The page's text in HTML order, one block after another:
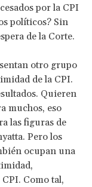
por la CPI
políticos? Sin
de la Corte.
otro grupo
de la CPI.
Quieren
muchos, eso
las figuras de
Pero los
ocupan una
Como tal,